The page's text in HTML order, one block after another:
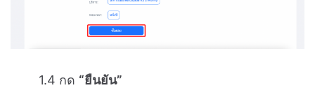
1.4 กด “ยืนยัน”